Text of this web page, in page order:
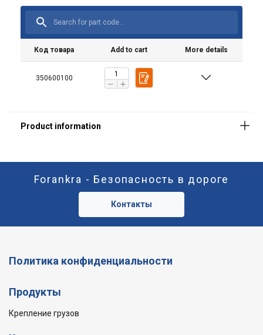
Код товара Add to cart More details
350600100
Forankra - Безопасность в дороге
Контакты
Политика конфиденциальности
Продукты
Крепление грузов